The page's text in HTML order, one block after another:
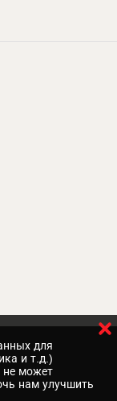
для
и т.д.)
не может
нам улучшить